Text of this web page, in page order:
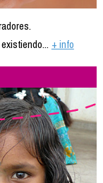
+ info